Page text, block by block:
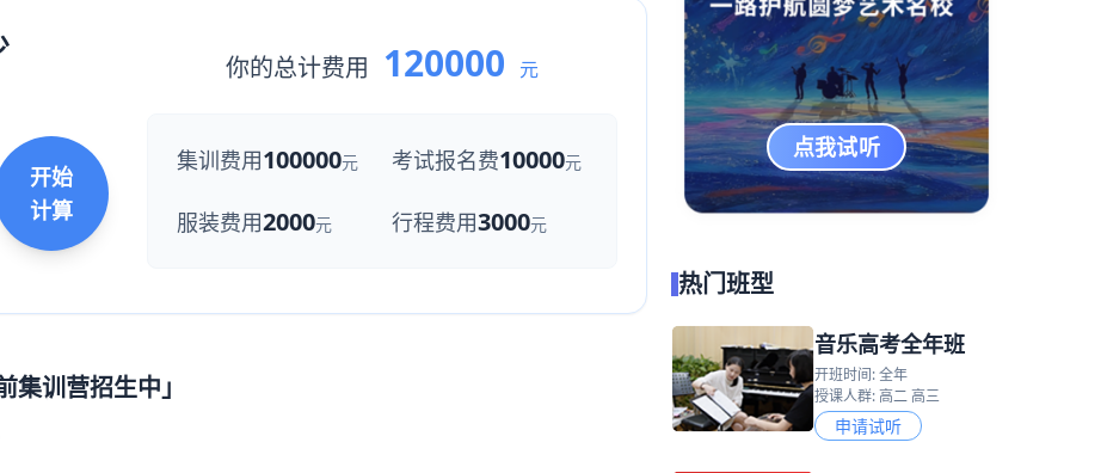
开始
计算
你的总计费用 120000 元
集训费用100000元 考试报名费10000元
服装费用2000元 行程费用3000元
训营招生中」
点我试听
热门班型
音乐高考全年班
开班时间: 全年
授课人群: 高二 高三
申请试听